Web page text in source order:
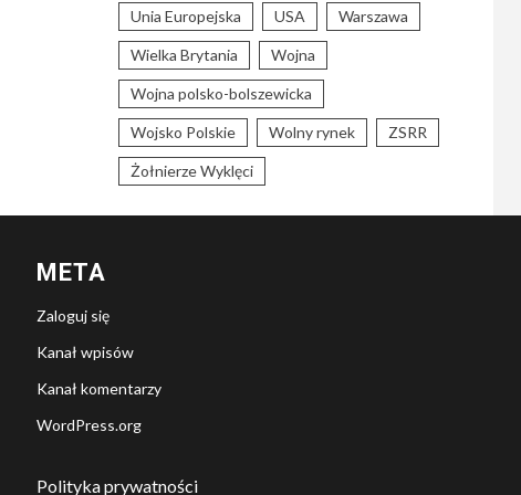
Unia Europejska USA Warszawa
Wielka Brytania Wojna
Wojna polsko-bolszewicka
Wojsko Polskie Wolny rynek ZSRR
Żołnierze Wyklęci
META
Zaloguj się
Kanał wpisów
Kanał komentarzy
WordPress.org
Polityka prywatności